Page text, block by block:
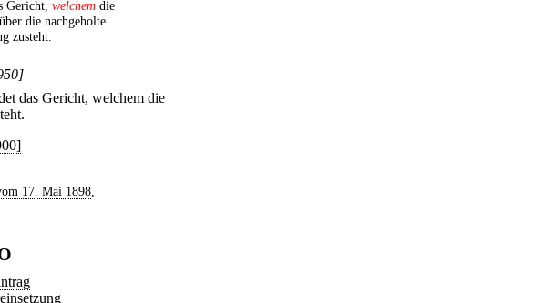
Gericht, welchem die
die nachgeholte
zusteht.
das Gericht, welchem die
17. Mai 1898,